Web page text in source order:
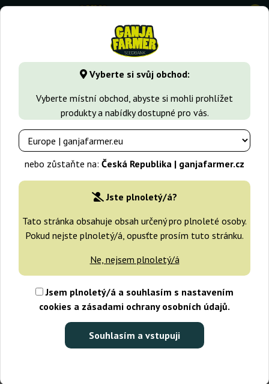
Vyberte si svůj obchod:
Vyberte místní obchod, abyste si mohli prohlížet
produkty a nabídky dostupné pro vás.
nebo zůstaňte na: Česká Republika | ganjafarmer.cz
Jste plnoletý/á?
Tato stránka obsahuje obsah určený pro plnoleté osoby.
Pokud nejste plnoletý/á, opusťte prosím tuto stránku.
Ne, nejsem plnoletý/á
Jsem plnoletý/á a souhlasím s nastavením
cookies a zásadami ochrany osobních údajů.
Souhlasím a vstupuji
0
GanjaFarmer.cz Druhy Marihuany Critical Sweet Critical